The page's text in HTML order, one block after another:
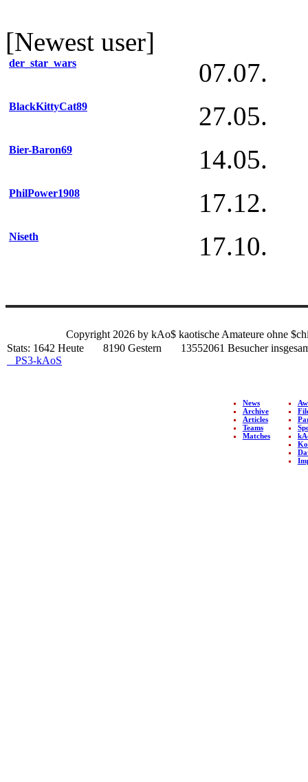
[Newest user]
der_star_wars 07.07.
BlackKittyCat89 27.05.
Bier-Baron69 14.05.
PhilPower1908 17.12.
Niseth 17.10.
Copyright 2026 by kAo$ kaotische Amateure ohne
Stats: 1642 Heute 8190 Gestern 13552061 Besucher
PS3-kAoS
News
Archive
Articles
Teams
Matches